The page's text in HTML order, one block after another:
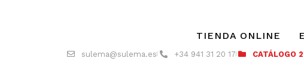
TIENDA ONLINE
sulema@sulema.es +34 941 31 20 17 CATÁLOGO